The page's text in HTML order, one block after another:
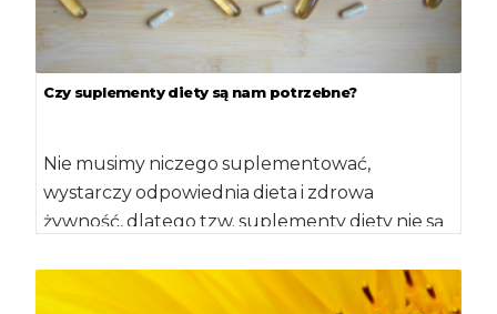
Czy suplementy diety są nam potrzebne?
Nie musimy niczego suplementować,
wystarczy odpowiednia dieta i zdrowa
żywność, dlatego tzw. suplementy diety nie są